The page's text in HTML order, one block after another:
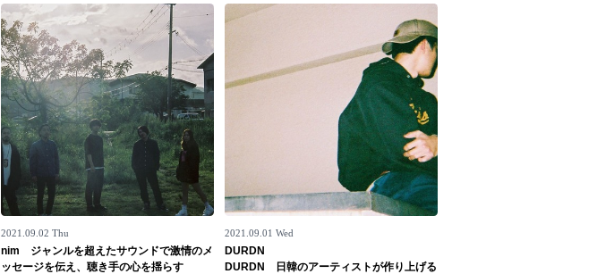
2021.09.02 Thu
nim ジャンルを超えたサウンドで激情のメ
ッセージを伝え、聴き手の心を揺らす
2021.09.01 Wed
DURDN
DURDN 日韓のアーティストが作り上げる